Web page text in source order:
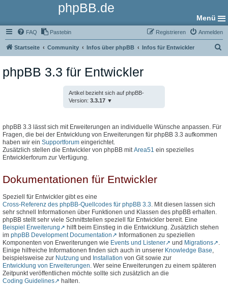
phpBB.de
Menü
FAQ Pastebin Anmelden
Registrieren
Startseite Community Infos über phpBB Infos für Entwickler
phpBB 3.3 für Entwickler
Artikel bezieht sich auf phpBB-
Version: 3.3.17
phpBB 3.3 lässt sich mit Erweiterungen an individuelle Wünsche anpassen. Für
Fragen, die bei der Entwicklung von Erweiterungen für phpBB 3.3 aufkommen
haben wir ein Supportforum eingerichtet.
Zusätzlich stellen die Entwickler von phpBB mit Area51 ein spezielles
Entwicklerforum zur Verfügung.
Dokumentationen für Entwickler
Speziell für Entwickler gibt es eine
Cross-Referenz des phpBB-Quellcodes für phpBB 3.3. Mit diesen lassen sich
sehr schnell Informationen über Funktionen und Klassen des phpBB erhalten.
phpBB stellt sehr viele Schnittstellen speziell für Entwickler bereit. Eine
Beispiel Erweiterung
hilft beim Einstieg in die Entwicklung. Zusätzlich stehen
im phpBB Development Documentation
Informationen zu speziellen
Komponenten von Erweriterungen wie Events und Listener und Migrations
.
Einige hilfreiche Informationen finden sich auch in unserer Knowledge Base,
beispielsweise zur Nutzung und Installation von Git sowie zur
Entwicklung von Erweiterungen. Wer seine Erweiterungen zu einem späteren
Zeitpunkt veröffentlichen möchte sollte sich zusätzlich an die
Coding Guidelines
halten.